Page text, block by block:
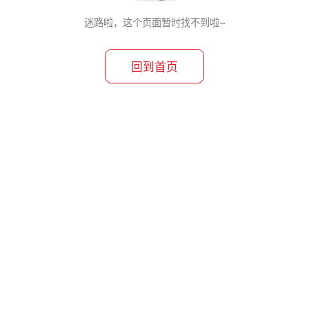
迷路啦，这个页面暂时找不到啦~
回到首页